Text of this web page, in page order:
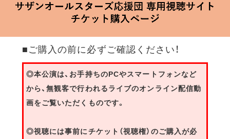
「Keep Smilin’～皆さん、ありがとうございます!!～」
2020.06.25 Thu 20:00 Start at 横浜アリーナ
■ご購入の前に必ずご確認ください！
◎本公演は、お手持ちのPCやスマートフォンなど
から、無観客で行われるライブのオンライン配信動
画をご覧いただくものです。
◎視聴には事前にチケット（視聴権）のご購入が必